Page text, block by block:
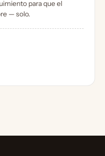
para que el
— solo.